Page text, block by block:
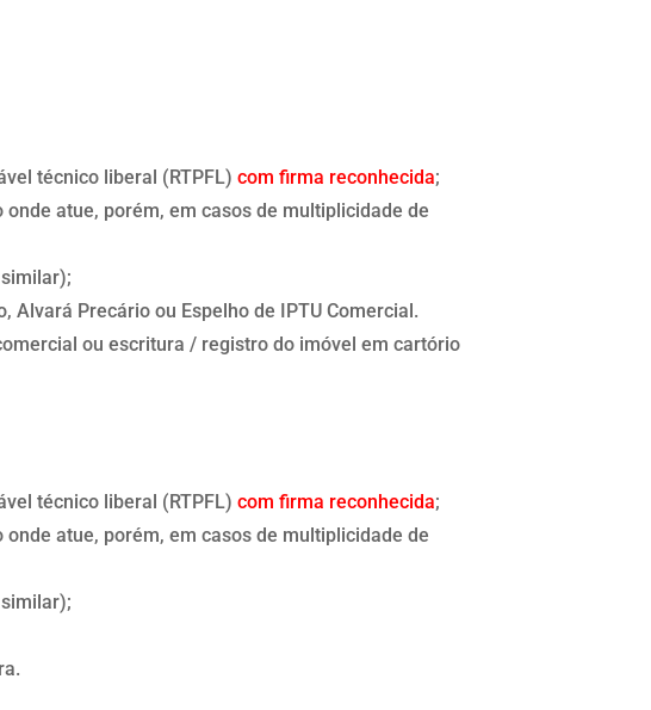
técnico liberal (RTPFL) com firma reconhecida;
atue, porém, em casos de multiplicidade de
Precário ou Espelho de IPTU Comercial.
ou escritura / registro do imóvel em cartório
técnico liberal (RTPFL) com firma reconhecida;
atue, porém, em casos de multiplicidade de